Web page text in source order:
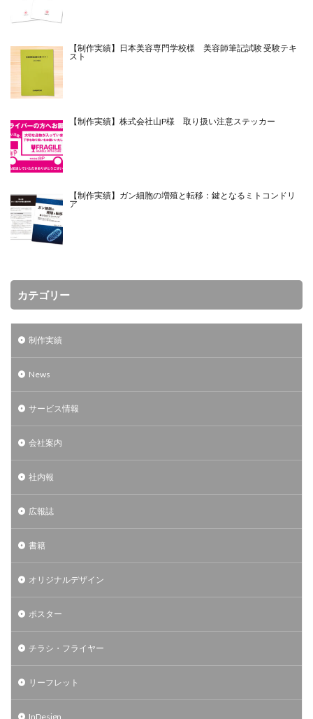
【制作実績】日本美容専門学校様 美容師筆記試験 受験テキ
スト
【制作実績】株式会社山P様 取り扱い注意ステッカー
【制作実績】ガン細胞の増殖と転移：鍵となるミトコンドリ
ア
カテゴリー
制作実績
News
サービス情報
会社案内
社内報
広報誌
書籍
オリジナルデザイン
ポスター
チラシ・フライヤー
リーフレット
InDesign